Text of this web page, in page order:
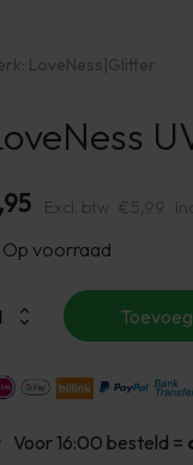
LoveNess|Glitter
Excl. btw €5,99
Op voorraad
Voor 16:00 besteld =